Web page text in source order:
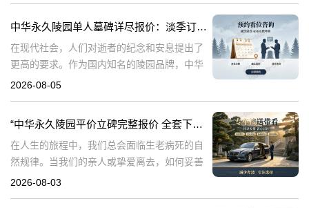
中华永久陵园单人墓碑详尽报价：淡季订购享数千元优惠
在现代社会，人们对逝者的纪念和安息提出了
更高的要求。作为国内知名的陵园品牌，中华
永久陵园提供多种单人墓碑选择，以满足不同
2026-08-05
“中华永久陵园平价立碑完整报价 全套下葬流程打包降价”
在人生的旅程中，我们总会面临生老病死的自
然规律。当我们的亲人或挚爱离去，如何妥善
安排他们的身后事，成为每个家庭必须面对的
2026-08-03